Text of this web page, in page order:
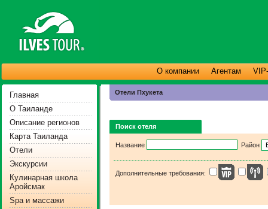
О компании Агентам
Главная
О Таиланде
Описание регионов
Карта Таиланда
Отели
Экскурсии
Кулинарная школа
Аройсмак
Spa и массажи
Отели Пхукета
Поиск отеля
Название Район
Дополнительные требования: